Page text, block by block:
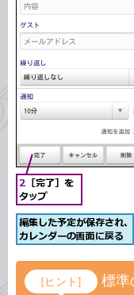
[ヒント]
標準